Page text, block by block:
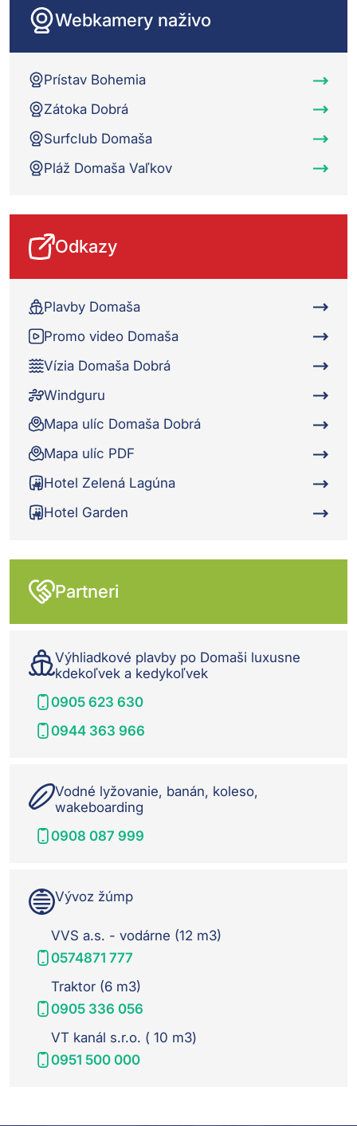
Webkamery naživo
Prístav Bohemia
Zátoka Dobrá
Surfclub Domaša
Pláž Domaša Vaľkov
Odkazy
Plavby Domaša
Promo video Domaša
Vízia Domaša Dobrá
Windguru
Mapa ulíc Domaša Dobrá
Mapa ulíc PDF
Hotel Zelená Lagúna
Hotel Garden
Partneri
Výhliadkové plavby po Domaši luxusne
kdekoľvek a kedykoľvek
0905 623 630
0944 363 966
Vodné lyžovanie, banán, koleso,
wakeboarding
0908 087 999
Vývoz žúmp
VVS a.s. - vodárne (12 m3)
0574871 777
Traktor (6 m3)
0905 336 056
VT kanál s.r.o. ( 10 m3)
0951 500 000